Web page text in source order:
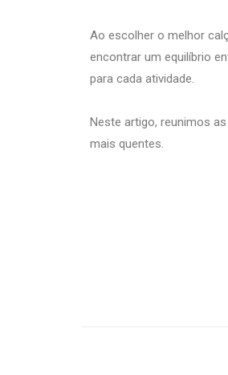
Ao escolher o melhor
encontrar um equilíbrio
para cada atividade.
Neste artigo, reunimos
mais quentes.